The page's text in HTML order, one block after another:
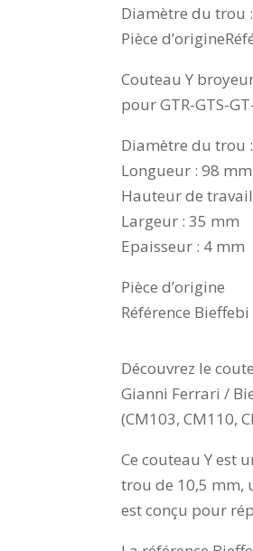
Diamètre du trou
Pièce
Couteau Y
pour GTR-GTS-
Diamètre du trou
Longueur : 98 mm
Hauteur de
Largeur : 35 mm
Epaisseur : 4 mm
Pièce d’origine
Référence
Découvrez le
Gianni Ferrari /
(CM103, CM110,
Ce couteau Y est
trou de 10,5 mm,
est conçu pour